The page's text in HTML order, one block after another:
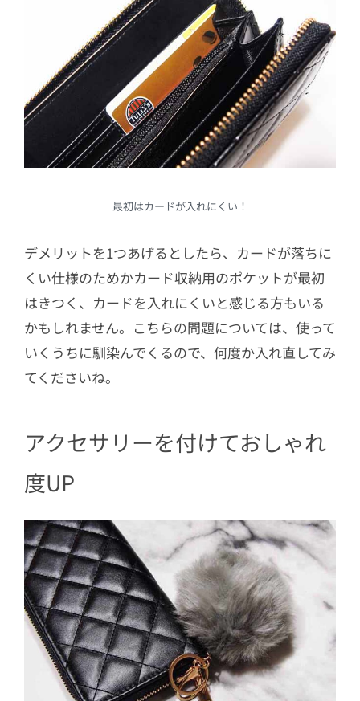
最初はカードが入れにくい！
デメリットを1つあげるとしたら、カードが落ちに
くい仕様のためかカード収納用のポケットが最初
はきつく、カードを入れにくいと感じる方もいる
かもしれません。こちらの問題については、使って
いくうちに馴染んでくるので、何度か入れ直してみ
てくださいね。
アクセサリーを付けておしゃれ
度UP